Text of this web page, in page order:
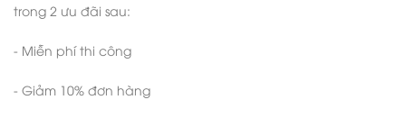
trong 2 ưu đãi sau:
- Miễn phí thi công
- Giảm 10% đơn hàng